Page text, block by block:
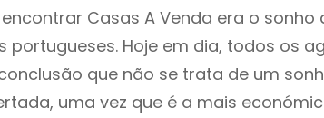
Casas A Venda era o sonho
portugueses. Hoje em dia, todos os
que não se trata de um
uma vez que é a mais